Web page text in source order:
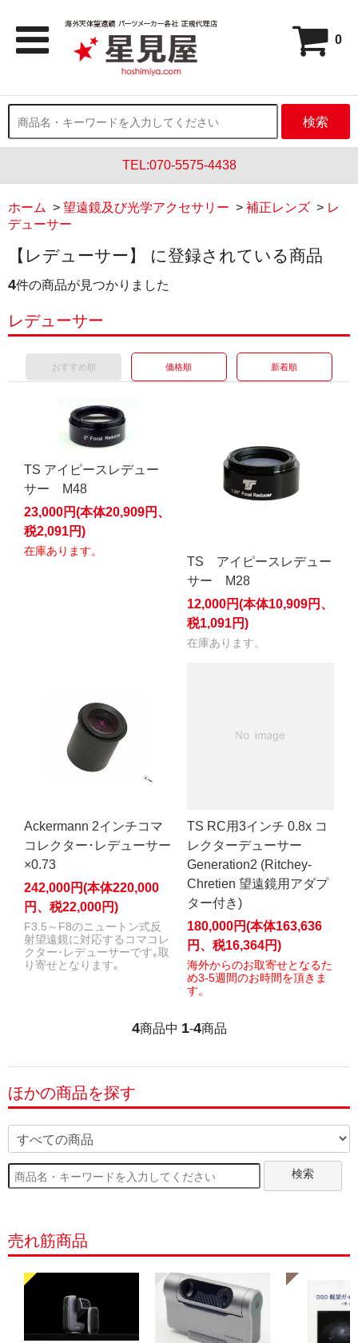
0
検索
TEL:070-5575-4438
ホーム > 望遠鏡及び光学アクセサリー > 補正レンズ > レ
デューサー
【レデューサー】 に登録されている商品
4件の商品が見つかりました
レデューサー
おすすめ順 価格順 新着順
TS アイピースレデュー
サー M48
23,000円(本体20,909円、
税2,091円)
在庫あります。
TS アイピースレデュー
サー M28
12,000円(本体10,909円、
税1,091円)
在庫あります。
Ackermann 2インチコマ
コレクター･レデューサー
×0.73
242,000円(本体220,000
円、税22,000円)
F3.5～F8のニュートン式反
射望遠鏡に対応するコマコレ
クター･レデューサーです｡取
り寄せとなります｡
TS RC用3インチ 0.8x コ
レクターデューサー
Generation2 (Ritchey-
Chretien 望遠鏡用アダプ
ター付き)
180,000円(本体163,636
円、税16,364円)
海外からのお取寄せとなるた
め3-5週間のお時間を頂きま
す。
4商品中 1-4商品
ほかの商品を探す
検索
売れ筋商品